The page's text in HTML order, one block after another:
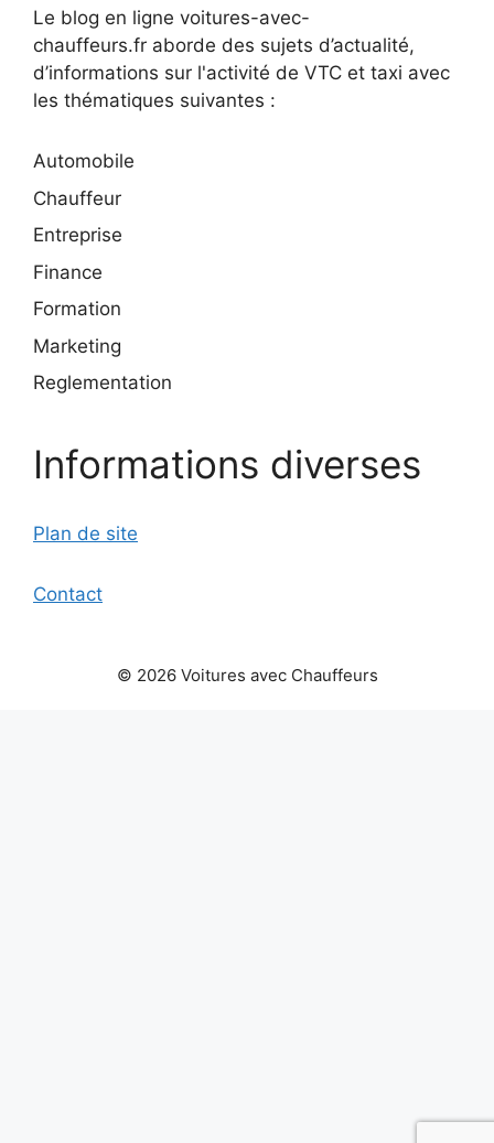
Le blog en ligne voitures-avec-
chauffeurs.fr aborde des sujets d’actualité,
d’informations sur l'activité de VTC et taxi avec
les thématiques suivantes :
Automobile
Chauffeur
Entreprise
Finance
Formation
Marketing
Reglementation
Informations diverses
Plan de site
Contact
© 2026 Voitures avec Chauffeurs